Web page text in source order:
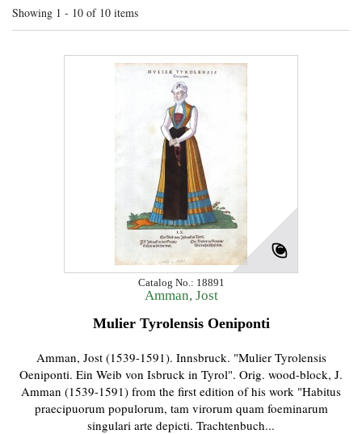
Showing 1 - 10 of 10 items
Catalog No.: 18891
Amman, Jost
Mulier Tyrolensis Oeniponti
Amman, Jost (1539-1591). Innsbruck. "Mulier Tyrolensis
Oeniponti. Ein Weib von Isbruck in Tyrol". Orig. wood-block, J.
Amman (1539-1591) from the first edition of his work "Habitus
praecipuorum populorum, tam virorum quam foeminarum
singulari arte depicti. Trachtenbuch...